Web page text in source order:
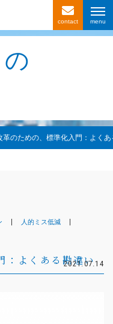
2F
）
contact
革のための、標準化入門：よくあ
人的ミス低減
：よくある勘違い
2021.07.14